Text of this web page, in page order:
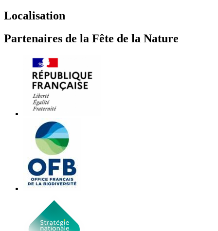
Localisation
Partenaires de la Fête de la Nature